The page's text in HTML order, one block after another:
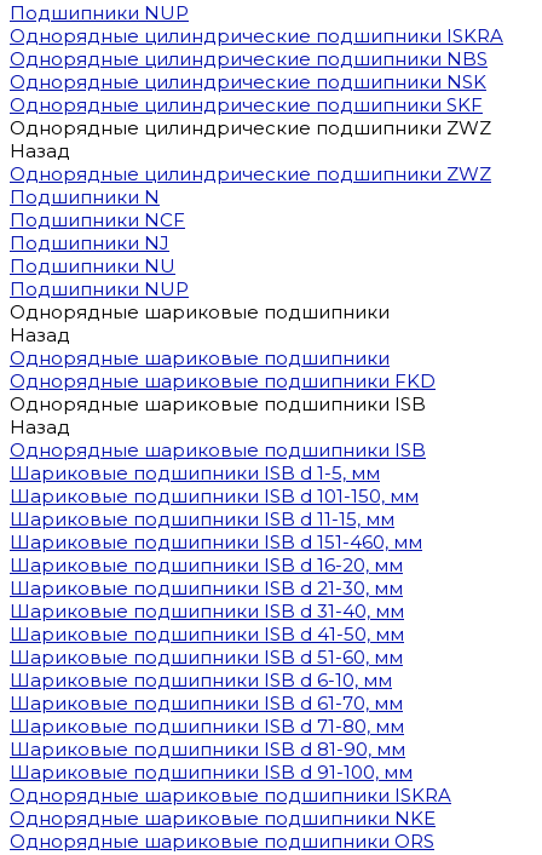
Подшипники NUP
Однорядные цилиндрические подшипники ISKRA
Однорядные цилиндрические подшипники NBS
Однорядные цилиндрические подшипники NSK
Однорядные цилиндрические подшипники SKF
Однорядные цилиндрические подшипники ZWZ
Назад
Однорядные цилиндрические подшипники ZWZ
Подшипники N
Подшипники NCF
Подшипники NJ
Подшипники NU
Подшипники NUP
Однорядные шариковые подшипники
Назад
Однорядные шариковые подшипники
Однорядные шариковые подшипники FKD
Однорядные шариковые подшипники ISB
Назад
Однорядные шариковые подшипники ISB
Шариковые подшипники ISB d 1-5, мм
Шариковые подшипники ISB d 101-150, мм
Шариковые подшипники ISB d 11-15, мм
Шариковые подшипники ISB d 151-460, мм
Шариковые подшипники ISB d 16-20, мм
Шариковые подшипники ISB d 21-30, мм
Шариковые подшипники ISB d 31-40, мм
Шариковые подшипники ISB d 41-50, мм
Шариковые подшипники ISB d 51-60, мм
Шариковые подшипники ISB d 6-10, мм
Шариковые подшипники ISB d 61-70, мм
Шариковые подшипники ISB d 71-80, мм
Шариковые подшипники ISB d 81-90, мм
Шариковые подшипники ISB d 91-100, мм
Однорядные шариковые подшипники ISKRA
Однорядные шариковые подшипники NKE
Однорядные шариковые подшипники ORS